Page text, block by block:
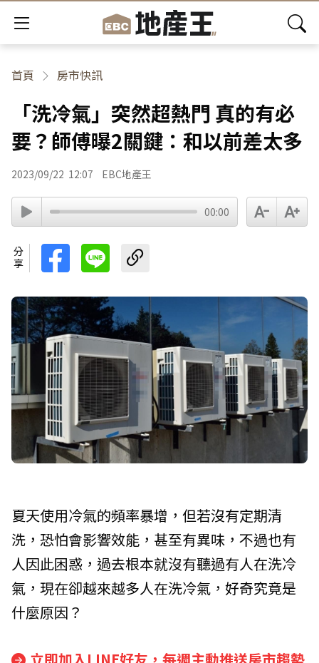
首頁 房市快訊
「洗冷氣」突然超熱門 真的有必
要？師傅曝2關鍵：和以前差太多
2023/09/22 12:07 EBC地產王
00:00
分享
夏天使用冷氣的頻率暴增，但若沒有定期清
洗，恐怕會影響效能，甚至有異味，不過也有
人因此困惑，過去根本就沒有聽過有人在洗冷
氣，現在卻越來越多人在洗冷氣，好奇究竟是
什麼原因？